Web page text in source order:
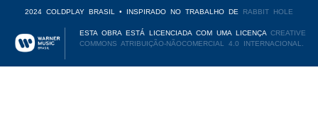
2024 COLDPLAY BRASIL • INSPIRADO NO TRABALHO DE RABBIT HOLE
ESTA OBRA ESTÁ LICENCIADA COM UMA LICENÇACREATIVE
COMMONS ATRIBUIÇÃO-NÃOCOMERCIAL 4.0 INTERNACIONAL.